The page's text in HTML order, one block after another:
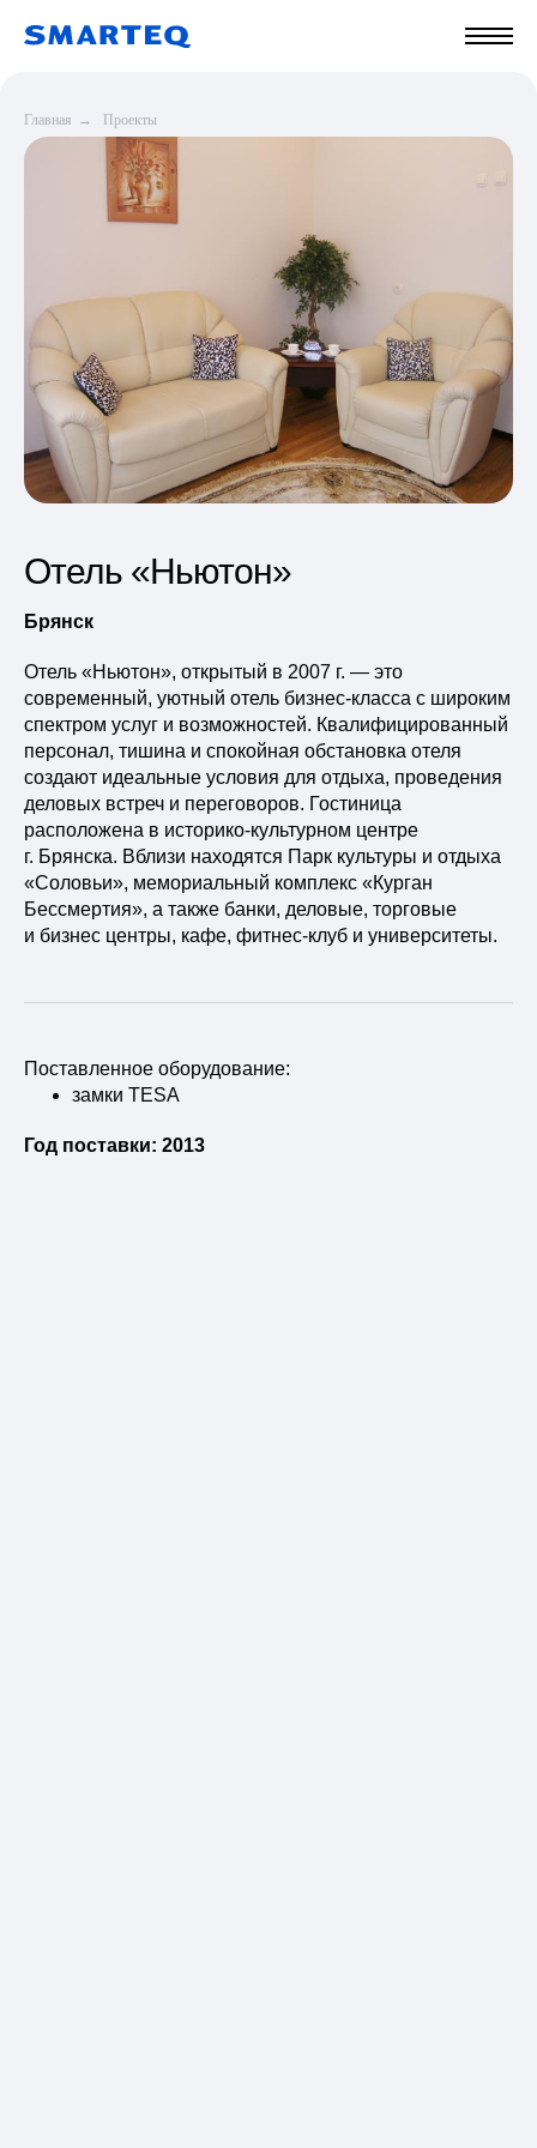
Главная → Проекты
Отель «Ньютон»
Брянск
Отель «Ньютон», открытый в 2007 г. — это
современный, уютный отель бизнес-класса с широким
спектром услуг и возможностей. Квалифицированный
персонал, тишина и спокойная обстановка отеля
создают идеальные условия для отдыха, проведения
деловых встреч и переговоров. Гостиница
расположена в историко-культурном центре
г. Брянска. Вблизи находятся Парк культуры и отдыха
«Соловьи», мемориальный комплекс «Курган
Бессмертия», а также банки, деловые, торговые
и бизнес центры, кафе, фитнес-клуб и университеты.
Поставленное оборудование:
замки TESA
Год поставки: 2013